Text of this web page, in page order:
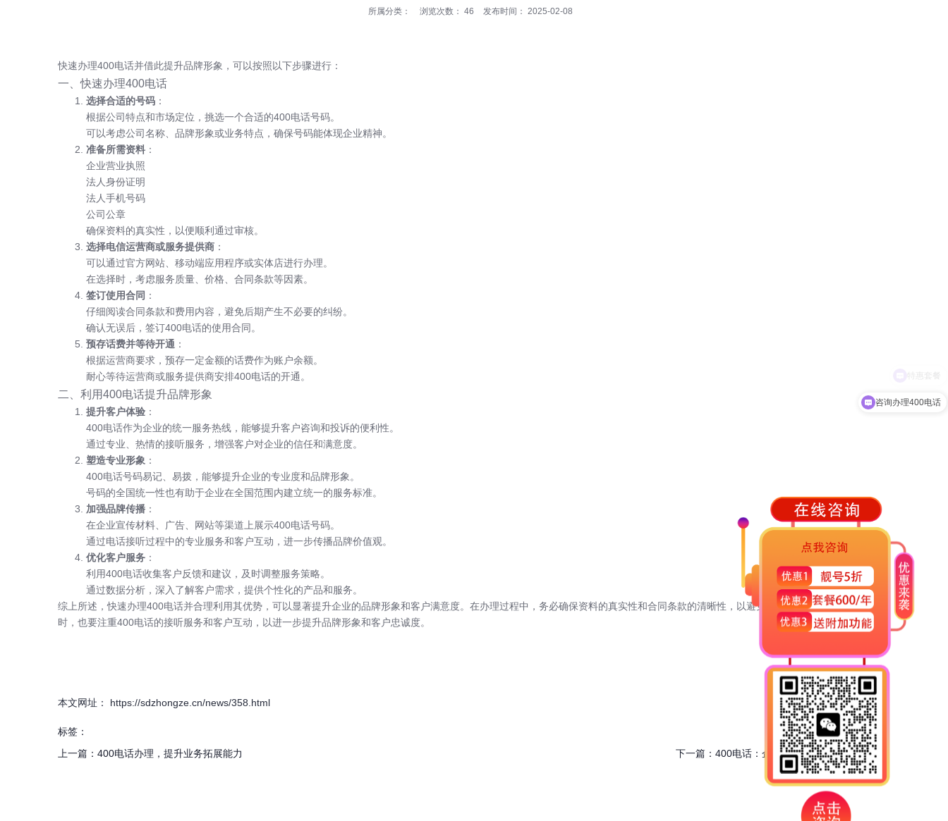
所属分类： 浏览次数： 46 发布时间： 2025-02-08
快速办理400电话并借此提升品牌形象，可以按照以下步骤进行：
一、快速办理400电话
选择合适的号码 ：
根据公司特点和市场定位，挑选一个合适的400电话号码。
可以考虑公司名称、品牌形象或业务特点，确保号码能体现企业精神。
准备所需资料 ：
企业营业执照
法人身份证明
法人手机号码
公司公章
确保资料的真实性，以便顺利通过审核。
选择电信运营商或服务提供商 ：
可以通过官方网站、移动端应用程序或实体店进行办理。
在选择时，考虑服务质量、价格、合同条款等因素。
签订使用合同 ：
仔细阅读合同条款和费用内容，避免后期产生不必要的纠纷。
确认无误后，签订400电话的使用合同。
预存话费并等待开通 ：
根据运营商要求，预存一定金额的话费作为账户余额。
耐心等待运营商或服务提供商安排400电话的开通。
二、利用400电话提升品牌形象
提升客户体验 ：
400电话作为企业的统一服务热线，能够提升客户咨询和投诉的便利性。
通过专业、热情的接听服务，增强客户对企业的信任和满意度。
塑造专业形象 ：
400电话号码易记、易拨，能够提升企业的专业度和品牌形象。
号码的全国统一性也有助于企业在全国范围内建立统一的服务标准。
加强品牌传播 ：
在企业宣传材料、广告、网站等渠道上展示400电话号码。
通过电话接听过程中的专业服务和客户互动，进一步传播品牌价值观。
优化客户服务 ：
利用400电话收集客户反馈和建议，及时调整服务策略。
通过数据分析，深入了解客户需求，提供个性化的产品和服务。
综上所述，快速办理400电话并合理利用其优势，可以显著提升企业的品牌形象和客户满意度。在办理过程中，务必确保资料的真实性和合同条款的清晰性，以避免后期产生不必要的纠纷。同
时，也要注重400电话的接听服务和客户互动，以进一步提升品牌形象和客户忠诚度。
本文网址： https://sdzhongze.cn/news/358.html
标签：
上一篇： 400电话办理，提升业务拓展能力 下一篇： 400电话：企业专业形象塑造的关键密钥
咨询办理400电话